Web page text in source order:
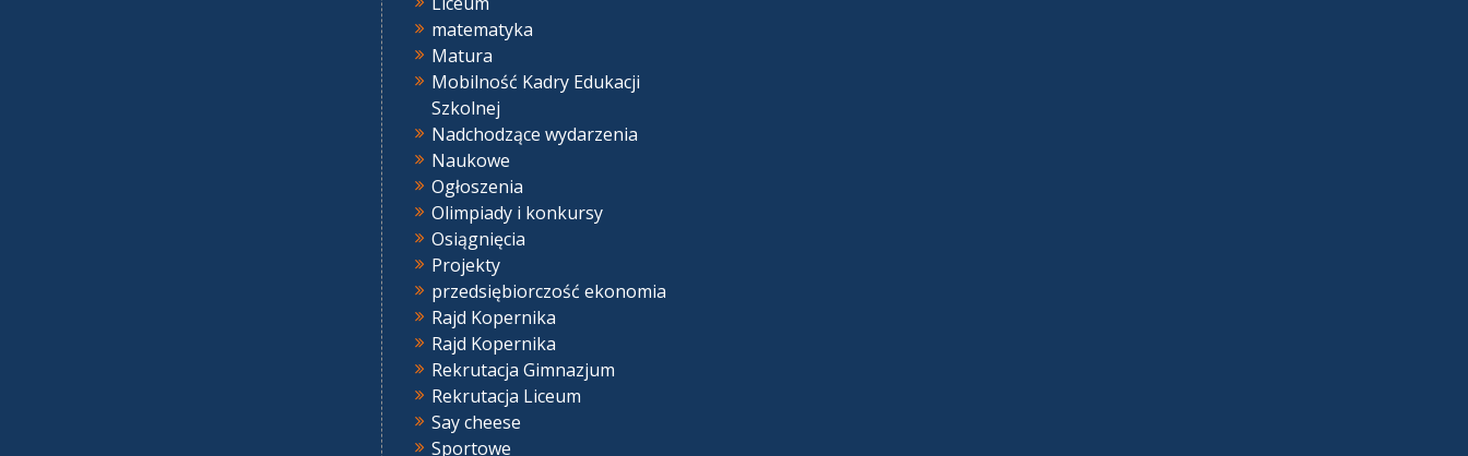
matematyka
Matura
Mobilność Kadry Edukacji
Szkolnej
Nadchodzące wydarzenia
Naukowe
Ogłoszenia
Olimpiady i konkursy
Osiągnięcia
Projekty
przedsiębiorczość ekonomia
Rajd Kopernika
Rajd Kopernika
Rekrutacja Gimnazjum
Rekrutacja Liceum
Say cheese
Sportowe